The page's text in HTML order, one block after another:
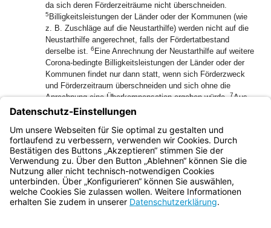
da sich deren Förderzeiträume nicht überschneiden.
5 Billigkeitsleistungen der Länder oder der Kommunen (wie
z. B. Zuschläge auf die Neustarthilfe) werden nicht auf die
Neustarthilfe angerechnet, falls der Fördertatbestand
derselbe ist. 6 Eine Anrechnung der Neustarthilfe auf weitere
Corona-bedingte Billigkeitsleistungen der Länder oder der
Kommunen findet nur dann statt, wenn sich Förderzweck
und Förderzeitraum überschneiden und sich ohne die
Anrechnung eine Überkompensation ergeben würde.7Aus
Versicherungen aufgrund Betriebseinschränkungen
erhaltene Zahlungen, welche denselben Zeitraum wie die
beantragte Neustarthilfe abdecken, werden auf die Höhe der
Neustarthilfe nicht angerechnet.
Bayern.de
BayernPortal